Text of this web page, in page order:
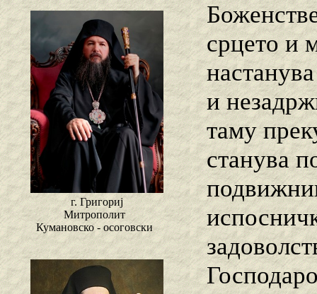
г. Григориј
Митрополит
Кумановско - осоговски
срцето и
и
таму
станува